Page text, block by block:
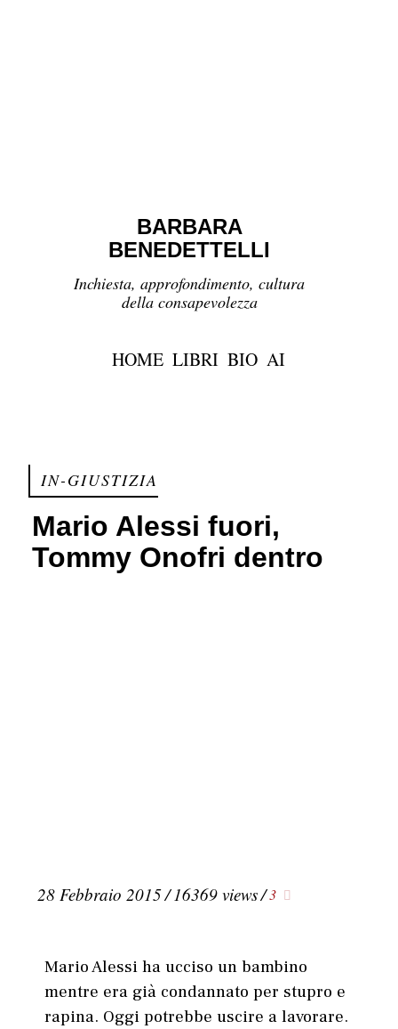
BARBARA
BENEDETTELLI
Inchiesta, approfondimento, cultura
della consapevolezza
HOME LIBRI BIO AI
IN-GIUSTIZIA
Mario Alessi fuori,
Tommy Onofri dentro
28 Febbraio 2015/16369 views/3
Mario Alessi ha ucciso un bambino
mentre era già condannato per stupro e
rapina. Oggi potrebbe uscire a lavorare.